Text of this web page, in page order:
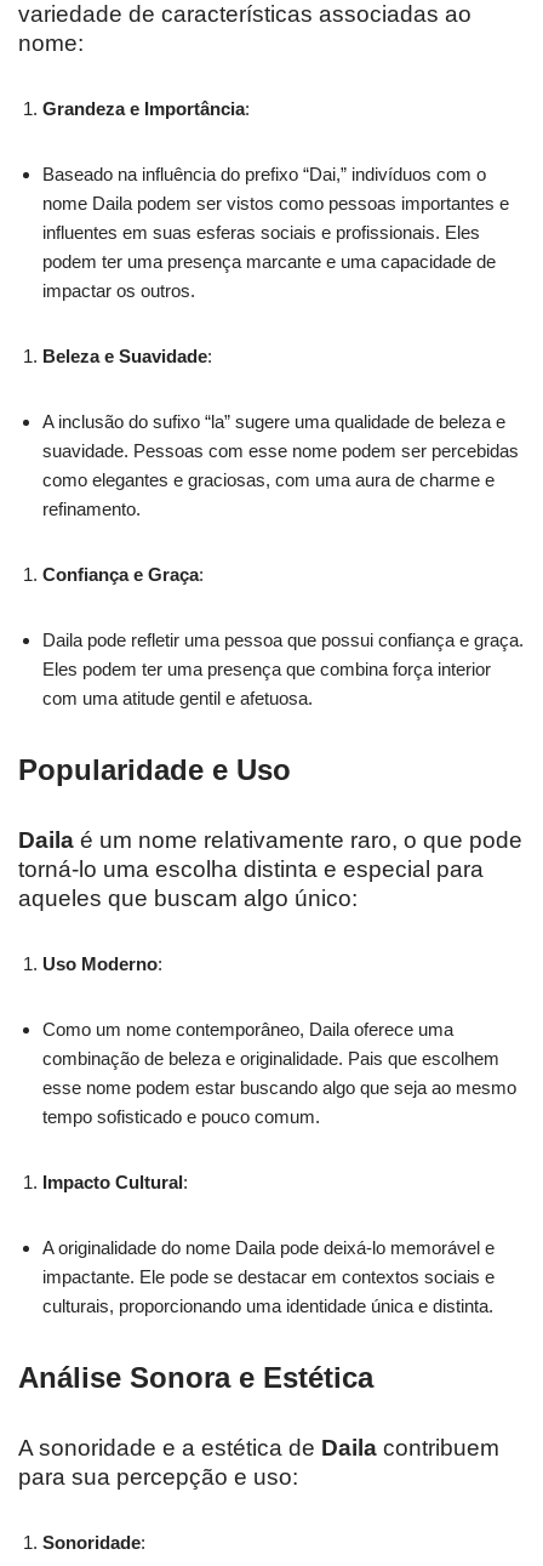
variedade de características associadas ao
nome:
Grandeza e Importância:
Baseado na influência do prefixo “Dai,” indivíduos com o
nome Daila podem ser vistos como pessoas importantes e
influentes em suas esferas sociais e profissionais. Eles
podem ter uma presença marcante e uma capacidade de
impactar os outros.
Beleza e Suavidade:
A inclusão do sufixo “la” sugere uma qualidade de beleza e
suavidade. Pessoas com esse nome podem ser percebidas
como elegantes e graciosas, com uma aura de charme e
refinamento.
Confiança e Graça:
Daila pode refletir uma pessoa que possui confiança e graça.
Eles podem ter uma presença que combina força interior
com uma atitude gentil e afetuosa.
Popularidade e Uso
Daila é um nome relativamente raro, o que pode
torná-lo uma escolha distinta e especial para
aqueles que buscam algo único:
Uso Moderno:
Como um nome contemporâneo, Daila oferece uma
combinação de beleza e originalidade. Pais que escolhem
esse nome podem estar buscando algo que seja ao mesmo
tempo sofisticado e pouco comum.
Impacto Cultural:
A originalidade do nome Daila pode deixá-lo memorável e
impactante. Ele pode se destacar em contextos sociais e
culturais, proporcionando uma identidade única e distinta.
Análise Sonora e Estética
A sonoridade e a estética de Daila contribuem
para sua percepção e uso:
Sonoridade: